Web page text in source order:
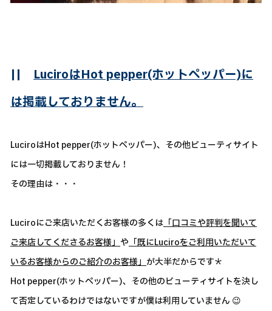
|| LuciroはHot pepper(ホットペッパー)に
は掲載しておりません。
LuciroはHot pepper(ホットペッパー)、その他ビューティサイト
には一切掲載しておりません！
その理由は・・・
Luciroにご来店いただくお客様の多くは 「口コミや評判を聞いて
ご来店してくださるお客様」 や 「既にLuciroをご利用いただいて
いるお客様からのご紹介のお客様」 が大半だからです＊
Hot pepper(ホットペッパー)、その他のビューティサイトを決し
て否定しているわけではないですが僕は利用していません 😉